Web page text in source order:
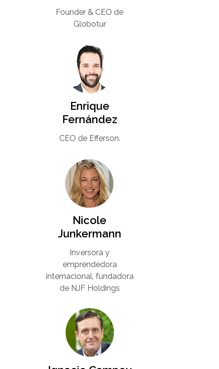
Founder & CEO de
Globotur​
Enrique
Fernández
CEO de Efferson.
Nicole
Junkermann​
Inversora y
emprendedora
internacional, fundadora
de NJF Holdings